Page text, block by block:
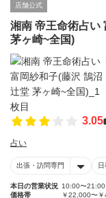
店舗公式
湘南 帝王命術占い
茅ヶ崎~全国)
3.05
占い
出張・訪問専門
本日の営業状況 10:00〜21:00
価格帯
￥22,000〜